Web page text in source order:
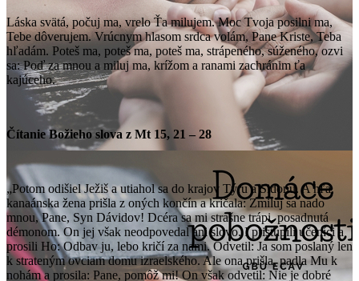
Láska svätá, počuj ma, vrelo Ťa milujem. Moc Tvoja posilni ma,
Tebe dôverujem. Vrúcnym hlasom srdca volám, Pane Kriste, Teba
hľadám. Poteš ma, poteš ma, poteš ma, strápeného, súženého, ozvi
sa: Poď za mnou a miluj ma, krížom a ranami zachránim ťa
kajúceho.
Čítanie Božieho slova z Mt 15, 21 – 28
„Potom odišiel Ježiš a utiahol sa do krajov Týru a Sidonu. A hľa,
kanaánska žena prišla z oných končín a kričala: Zmiluj sa nado
mnou, Pane, Syn Dávidov! Dcéra sa mi strašne trápi, posadnutá
démonom. On jej však neodpovedal ani slovo. I pristúpili učeníci a
prosili Ho: Odbav ju, lebo kričí za nami. Odvetil: Ja som poslaný len
k strateným ovciam domu izraelského. Ale ona prišla, padla Mu k
nohám a prosila: Pane, pomôž mi! On však odvetil: Nie je dobré